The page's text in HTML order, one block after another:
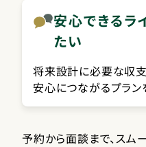
安心できるラ
たい
将来設計に必要な収支
安心につながるプラン
予約から面談まで、スム